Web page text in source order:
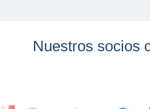
Nuestros socios